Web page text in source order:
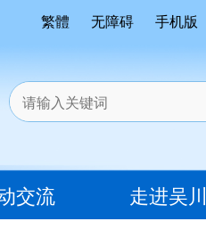
繁體 无障碍 手机版
交流 走进吴川